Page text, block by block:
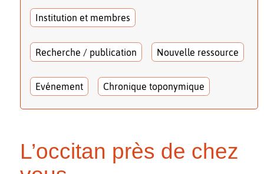
Institution et membres
Recherche / publication Nouvelle ressource
Evénement Chronique toponymique
L’occitan près de chez